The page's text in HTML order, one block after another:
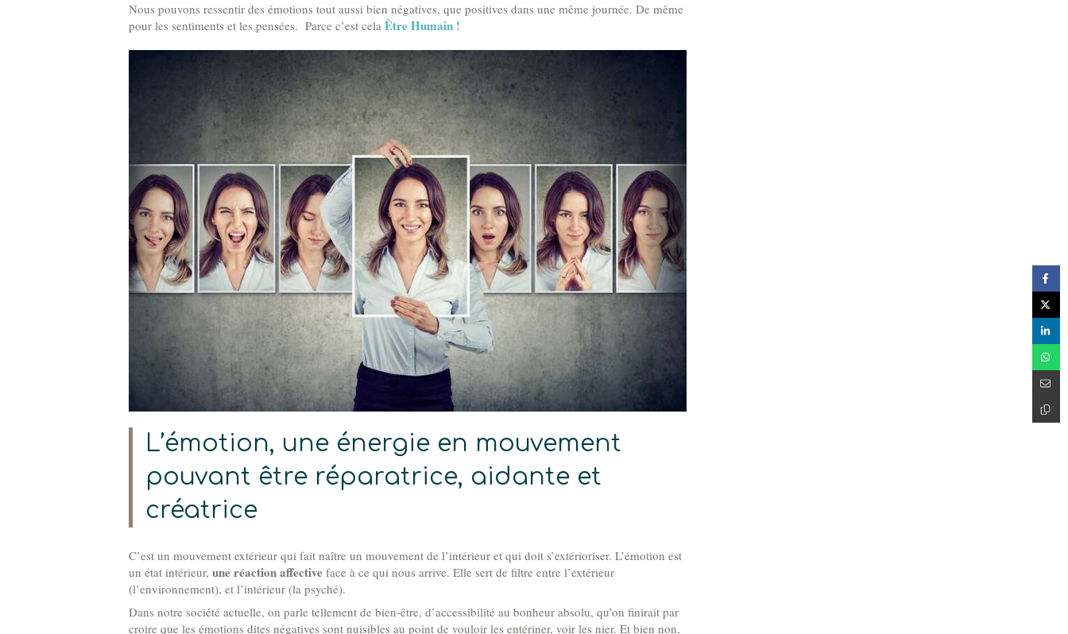
Nous pouvons ressentir des émotions tout aussi bien négatives, que positives dans une même journée. De même
pour les sentiments et les pensées. Parce c’est cela Être Humain !
L’émotion, une énergie en mouvement
pouvant être réparatrice, aidante et
créatrice
C’est un mouvement extérieur qui fait naître un mouvement de l’intérieur et qui doit s’extérioriser. L’émotion est
un état intérieur, une réaction affective face à ce qui nous arrive. Elle sert de filtre entre l’extérieur
(l’environnement), et l’intérieur (la psyché).
Dans notre société actuelle, on parle tellement de bien-être, d’accessibilité au bonheur absolu, qu’on finirait par
croire que les émotions dites négatives sont nuisibles au point de vouloir les entériner, voir les nier. Et bien non,